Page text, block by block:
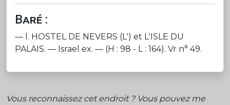
Baré :
— l. HOSTEL DE NEVERS (L') et L'ISLE DU
PALAIS. — Israel ex. — (H : 98 - L : 164). Vr n° 49.
Vous reconnaissez cet endroit ? Vous pouvez me